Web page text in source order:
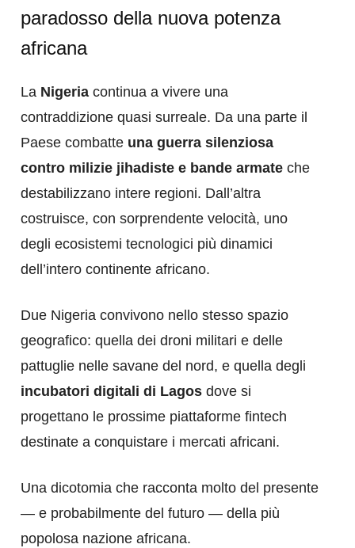
paradosso della nuova potenza
africana
La Nigeria continua a vivere una
contraddizione quasi surreale. Da una parte il
Paese combatte una guerra silenziosa
contro milizie jihadiste e bande armate che
destabilizzano intere regioni. Dall’altra
costruisce, con sorprendente velocità, uno
degli ecosistemi tecnologici più dinamici
dell’intero continente africano.
Due Nigeria convivono nello stesso spazio
geografico: quella dei droni militari e delle
pattuglie nelle savane del nord, e quella degli
incubatori digitali di Lagos dove si
progettano le prossime piattaforme fintech
destinate a conquistare i mercati africani.
Una dicotomia che racconta molto del presente
— e probabilmente del futuro — della più
popolosa nazione africana.